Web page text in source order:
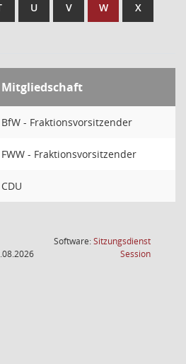
U V W X
Mitgliedschaft
BfW - Fraktionsvorsitzender
FWW - Fraktionsvorsitzender
CDU
Software:Sitzungsdienst
Session(Wird in